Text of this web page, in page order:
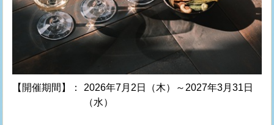
【開催期間】：
2026年7月2日（木）～2027年3月31日
（水）